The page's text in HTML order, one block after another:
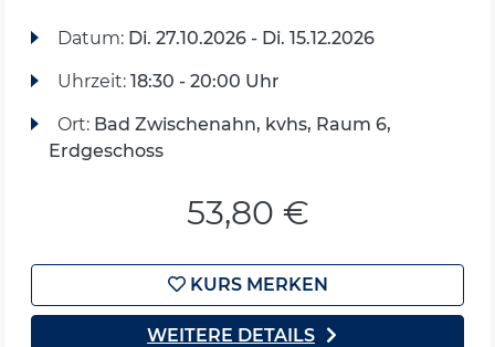
Datum: Di. 27.10.2026 - Di. 15.12.2026
Uhrzeit: 18:30 - 20:00 Uhr
Ort: Bad Zwischenahn, kvhs, Raum 6,
Erdgeschoss
53,80 €
KURS MERKEN
WEITERE DETAILS